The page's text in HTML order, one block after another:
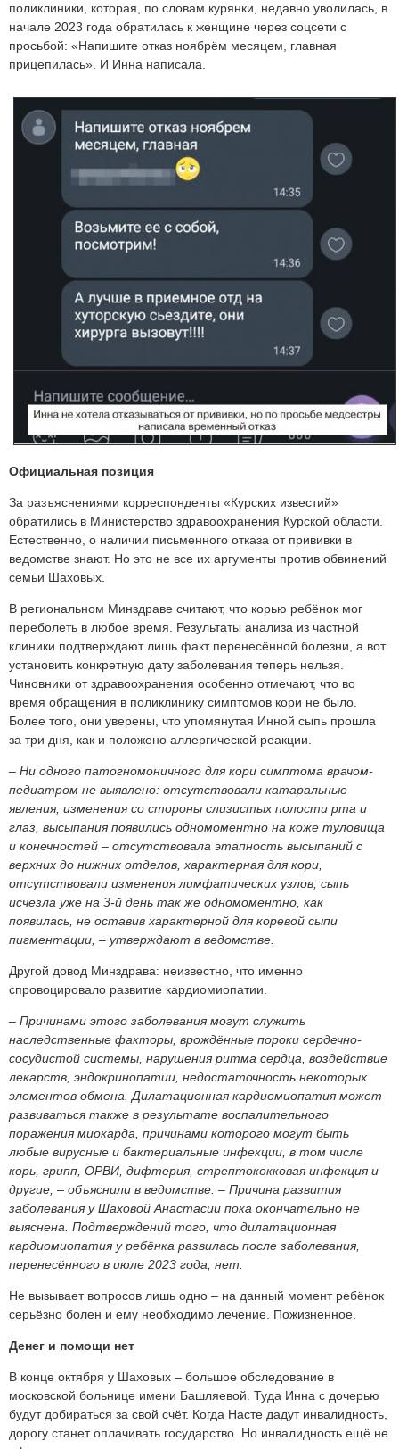
поликлиники, которая, по словам курянки, недавно уволилась, в
начале 2023 года обратилась к женщине через соцсети с
просьбой: «Напишите отказ ноябрём месяцем, главная
прицепилась». И Инна написала.
Официальная позиция
За разъяснениями корреспонденты «Курских известий»
обратились в Министерство здравоохранения Курской области.
Естественно, о наличии письменного отказа от прививки в
ведомстве знают. Но это не все их аргументы против обвинений
семьи Шаховых.
В региональном Минздраве считают, что корью ребёнок мог
переболеть в любое время. Результаты анализа из частной
клиники подтверждают лишь факт перенесённой болезни, а вот
установить конкретную дату заболевания теперь нельзя.
Чиновники от здравоохранения особенно отмечают, что во
время обращения в поликлинику симптомов кори не было.
Более того, они уверены, что упомянутая Инной сыпь прошла
за три дня, как и положено аллергической реакции.
– Ни одного патогномоничного для кори симптома врачом-
педиатром не выявлено: отсутствовали катаральные
явления, изменения со стороны слизистых полости рта и
глаз, высыпания появились одномоментно на коже туловища
и конечностей – отсутствовала этапность высыпаний с
верхних до нижних отделов, характерная для кори,
отсутствовали изменения лимфатических узлов; сыпь
исчезла уже на 3-й день так же одномоментно, как
появилась, не оставив характерной для коревой сыпи
пигментации, – утверждают в ведомстве.
Другой довод Минздрава: неизвестно, что именно
спровоцировало развитие кардиомиопатии.
– Причинами этого заболевания могут служить
наследственные факторы, врождённые пороки сердечно-
сосудистой системы, нарушения ритма сердца, воздействие
лекарств, эндокринопатии, недостаточность некоторых
элементов обмена. Дилатационная кардиомиопатия может
развиваться также в результате воспалительного
поражения миокарда, причинами которого могут быть
любые вирусные и бактериальные инфекции, в том числе
корь, грипп, ОРВИ, дифтерия, стрептококковая инфекция и
другие, – объяснили в ведомстве. – Причина развития
заболевания у Шаховой Анастасии пока окончательно не
выяснена. Подтверждений того, что дилатационная
кардиомиопатия у ребёнка развилась после заболевания,
перенесённого в июле 2023 года, нет.
Не вызывает вопросов лишь одно – на данный момент ребёнок
серьёзно болен и ему необходимо лечение. Пожизненное.
Денег и помощи нет
В конце октября у Шаховых – большое обследование в
московской больнице имени Башляевой. Туда Инна с дочерью
будут добираться за свой счёт. Когда Насте дадут инвалидность,
дорогу станет оплачивать государство. Но инвалидность ещё не